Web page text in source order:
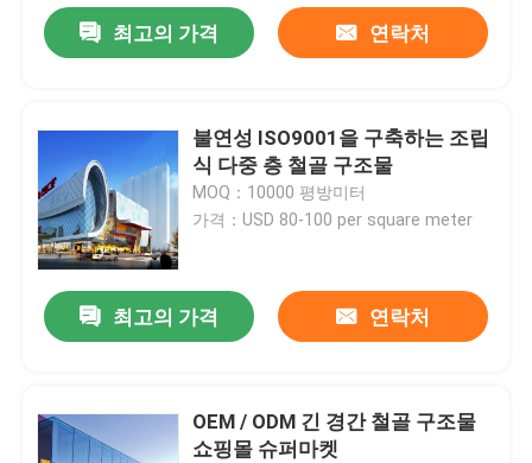
동영상
우리에 대하여
품질 관리
최고의 가격 연락처
불연성 ISO9001을 구축하는 조립
식 다중 층 철골 구조물
MOQ：10000 평방미터
가격：USD 80-100 per square meter
최고의 가격 연락처
OEM / ODM 긴 경간 철골 구조물
쇼핑몰 슈퍼마켓